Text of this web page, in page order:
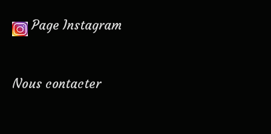
Page Instagram
Nous contacter